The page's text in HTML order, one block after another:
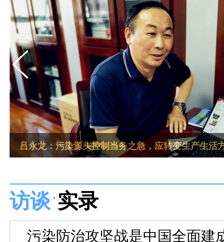
吕永龙：污染源头控制当务之急，应转变生产生活
访谈 实录
污染防治攻坚战是中国全面建